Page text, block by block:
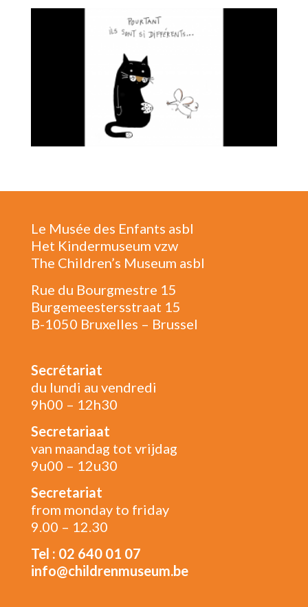
Le Musée des Enfants asbl
Het Kindermuseum vzw
The Children’s Museum asbl
Rue du Bourgmestre 15
Burgemeestersstraat 15
B-1050 Bruxelles – Brussel
Secrétariat
du lundi au vendredi
9h00 – 12h30
Secretariaat
van maandag tot vrijdag
9u00 – 12u30
Secretariat
from monday to friday
9.00 – 12.30
Tel : 02 640 01 07
info@childrenmuseum.be